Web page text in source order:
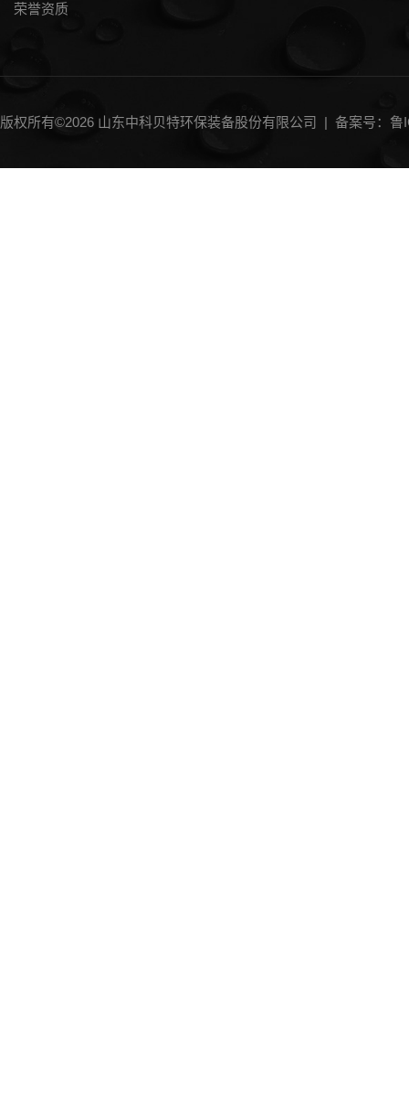
荣誉资质
版权所有©2026 山东中科贝特环保装备股份有限公司 | 备案号：鲁